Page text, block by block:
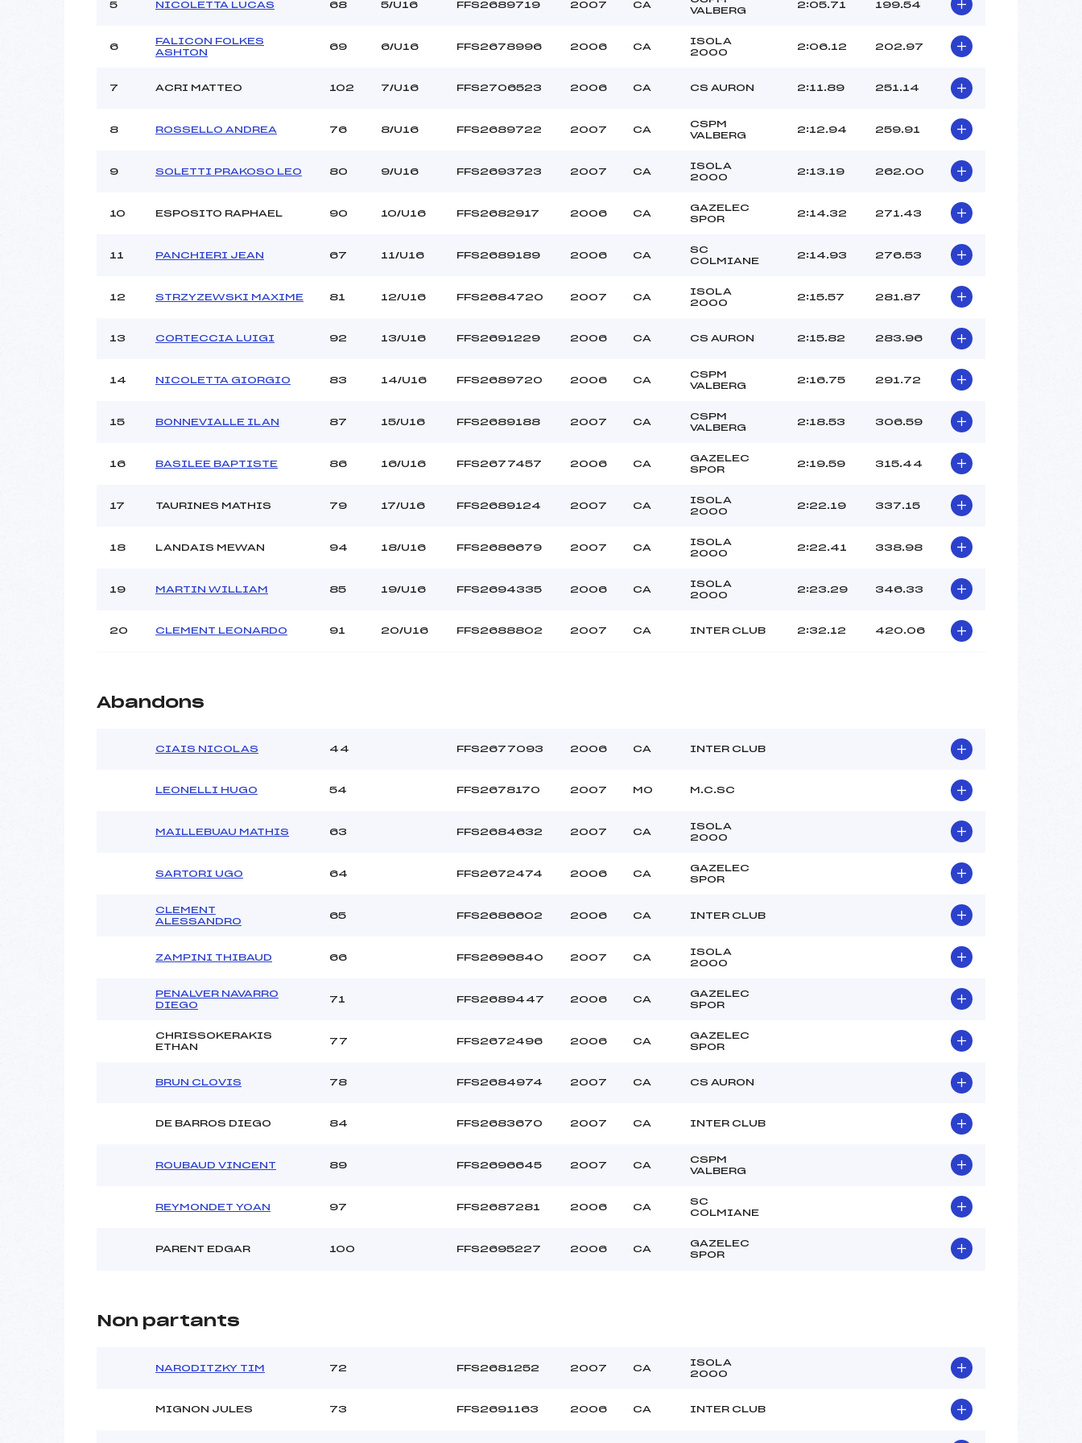
Ouvreurs E :
Température départ :
Pénalité appliquée :
159.8800
5 NICOLETTA LUCAS 68 5/U16 FFS2689719 2007 CA
VALBERG
2:05.71 199.54
6
FALICON FOLKES
ASHTON
69 6/U16 FFS2678996 2006 CA
ISOLA
2000
2:06.12 202.97
7 ACRI MATTEO 102 7/U16 FFS2706523 2006 CA CS AURON 2:11.89 251.14
8 ROSSELLO ANDREA 76 8/U16 FFS2689722 2007 CA
CSPM
VALBERG
2:12.94 259.91
9 SOLETTI PRAKOSO LEO 80 9/U16 FFS2693723 2007 CA
ISOLA
2000
2:13.19 262.00
10 ESPOSITO RAPHAEL 90 10/U16 FFS2682917 2006 CA
GAZELEC
SPOR
2:14.32 271.43
11 PANCHIERI JEAN 67 11/U16 FFS2689189 2006 CA
SC
COLMIANE
2:14.93 276.53
12 STRZYZEWSKI MAXIME 81 12/U16 FFS2684720 2007 CA
ISOLA
2000
2:15.57 281.87
13 CORTECCIA LUIGI 92 13/U16 FFS2691229 2006 CA CS AURON 2:15.82 283.96
14 NICOLETTA GIORGIO 83 14/U16 FFS2689720 2006 CA
CSPM
VALBERG
2:16.75 291.72
15 BONNEVIALLE ILAN 87 15/U16 FFS2689188 2007 CA
CSPM
VALBERG
2:18.53 306.59
16 BASILEE BAPTISTE 86 16/U16 FFS2677457 2006 CA
GAZELEC
SPOR
2:19.59 315.44
17 TAURINES MATHIS 79 17/U16 FFS2689124 2007 CA
ISOLA
2000
2:22.19 337.15
18 LANDAIS MEWAN 94 18/U16 FFS2686679 2007 CA
ISOLA
2000
2:22.41 338.98
19 MARTIN WILLIAM 85 19/U16 FFS2694335 2006 CA
ISOLA
2000
2:23.29 346.33
20 CLEMENT LEONARDO 91 20/U16 FFS2688802 2007 CA INTER CLUB 2:32.12 420.06
Abandons
CIAIS NICOLAS 44 FFS2677093 2006 CA INTER CLUB
LEONELLI HUGO 54 FFS2678170 2007 MO M.C.SC
MAILLEBUAU MATHIS 63 FFS2684632 2007 CA
ISOLA
2000
SARTORI UGO 64 FFS2672474 2006 CA
GAZELEC
SPOR
CLEMENT
ALESSANDRO
65 FFS2686602 2006 CA INTER CLUB
ZAMPINI THIBAUD 66 FFS2696840 2007 CA
ISOLA
2000
PENALVER NAVARRO
DIEGO
71 FFS2689447 2006 CA
GAZELEC
SPOR
CHRISSOKERAKIS
ETHAN
77 FFS2672496 2006 CA
GAZELEC
SPOR
BRUN CLOVIS 78 FFS2684974 2007 CA CS AURON
DE BARROS DIEGO 84 FFS2683670 2007 CA INTER CLUB
ROUBAUD VINCENT 89 FFS2696645 2007 CA
CSPM
VALBERG
REYMONDET YOAN 97 FFS2687281 2006 CA
SC
COLMIANE
PARENT EDGAR 100 FFS2695227 2006 CA
GAZELEC
SPOR
Non partants
NARODITZKY TIM 72 FFS2681252 2007 CA
ISOLA
2000
MIGNON JULES 73 FFS2691163 2006 CA INTER CLUB